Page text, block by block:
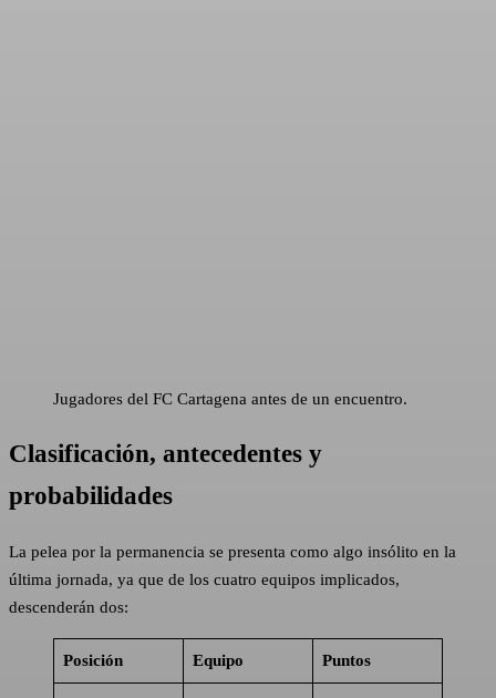
Jugadores del FC Cartagena antes de un encuentro.
Clasificación, antecedentes y
probabilidades
La pelea por la permanencia se presenta como algo insólito en la
última jornada, ya que de los cuatro equipos implicados,
descenderán dos:
Posición Equipo Puntos